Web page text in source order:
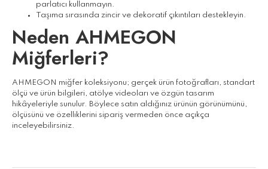
parlatıcı kullanmayın.
Taşıma sırasında zincir ve dekoratif çıkıntıları destekleyin.
Neden AHMEGON
Miğferleri?
AHMEGON miğfer koleksiyonu; gerçek ürün fotoğrafları, standart
ölçü ve ürün bilgileri, atölye videoları ve özgün tasarım
hikâyeleriyle sunulur. Böylece satın aldığınız ürünün görünümünü,
ölçüsünü ve özelliklerini sipariş vermeden önce açıkça
inceleyebilirsiniz.